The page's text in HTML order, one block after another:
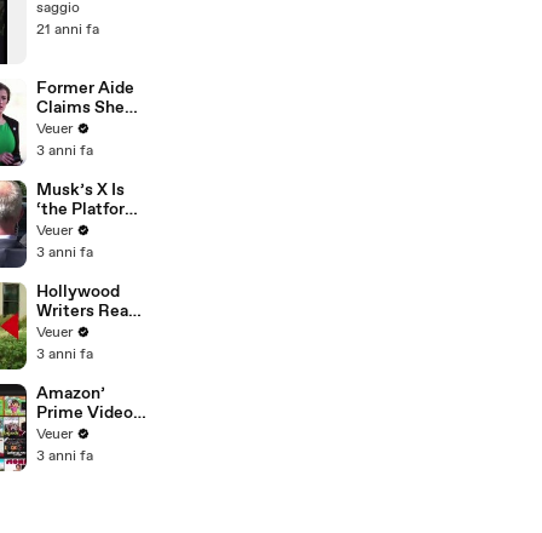
saggio
21 anni fa
Former Aide
Claims She
Was Asked to
Make a ‘Hit
Trump
Veuer
3 anni fa
Musk’s X Is
‘the Platform
With the
Largest Ratio
Misinformatio
n or
Disinformatio
n’ Amongst
All Social
Media
Platforms
Veuer
3 anni fa
Hollywood
Writers Reach
‘Tentative
Agreement’
After 146 Day
Strike
Veuer
3 anni fa
Amazon’
Prime Video
Will Show
Commercials
Veuer
3 anni fa